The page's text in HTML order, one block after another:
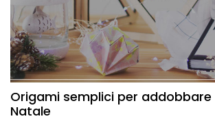
Origami semplici per addobbare
Natale